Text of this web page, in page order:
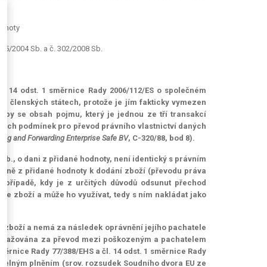
2004 Sb. a č. 302/2008 Sb.
14 odst. 1 směrnice Rady 2006/112/ES o společném
členských státech, protože je jím fakticky vymezen
by se obsah pojmu, který je jednou ze tří transakcí
podmínek pro převod právního vlastnictví daných
and Forwarding Enterprise Safe BV, C-320/88, bod 8).
Sb., o dani z přidané hodnoty, není identický s právním
z přidané hodnoty k dodání zboží (převodu práva
kdy je z určitých důvodů odsunut přechod
zboží a může ho využívat, tedy s ním nakládat jako
a nemá za následek oprávnění jejího pachatele
za převod mezi poškozeným a pachatelem
Rady 77/388/EHS a čl. 14 odst. 1 směrnice Rady
plněním (srov. rozsudek Soudního dvora EU ze